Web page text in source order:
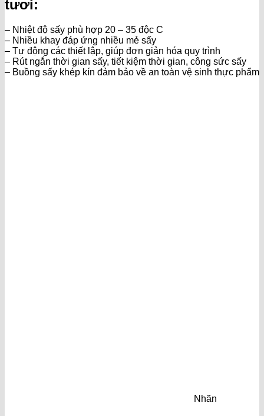
tươi:
– Nhiệt độ sấy phù hợp 20 – 35 độc C
– Nhiều khay đáp ứng nhiều mẻ sấy
– Tự động các thiết lập, giúp đơn giản hóa quy trình
– Rút ngắn thời gian sấy, tiết kiệm thời gian, công sức sấy
– Buồng sấy khép kín đảm bảo về an toàn vệ sinh thực phẩm
Nhãn